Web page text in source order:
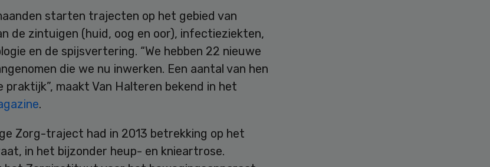
starten trajecten op het gebied van
de zintuigen (huid, oog en oor), infectieziekten,
en de spijsvertering. “We hebben 22 nieuwe
die we nu inwerken. Een aantal van hen
praktijk”, maakt Van Halteren bekend in het
.
Zorg-traject had in 2013 betrekking op het
in het bijzonder heup- en knieartrose.